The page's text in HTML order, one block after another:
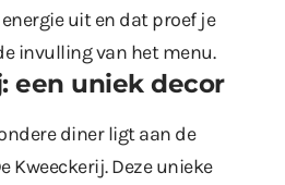
uit en dat proef je
invulling van het menu.
een uniek decor
diner ligt aan de
Kweeckerij. Deze unieke